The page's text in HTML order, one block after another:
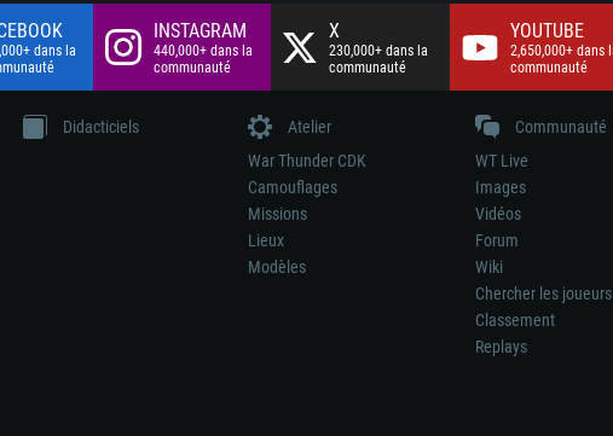
dans la
INSTAGRAM
440,000+ dans la
communauté
X
230,000+ dans la
communauté
YOUTUBE
2,650,000+ dans
communauté
Didacticiels
Atelier
War Thunder CDK
Camouflages
Missions
Lieux
Modèles
Communauté
WT Live
Images
Vidéos
Forum
Wiki
Chercher les joueurs
Classement
Replays